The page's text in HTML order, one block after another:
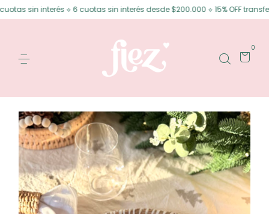
sin interés ⟡ 6 cuotas sin interés desde $200.000 ⟡ 15% OFF
0